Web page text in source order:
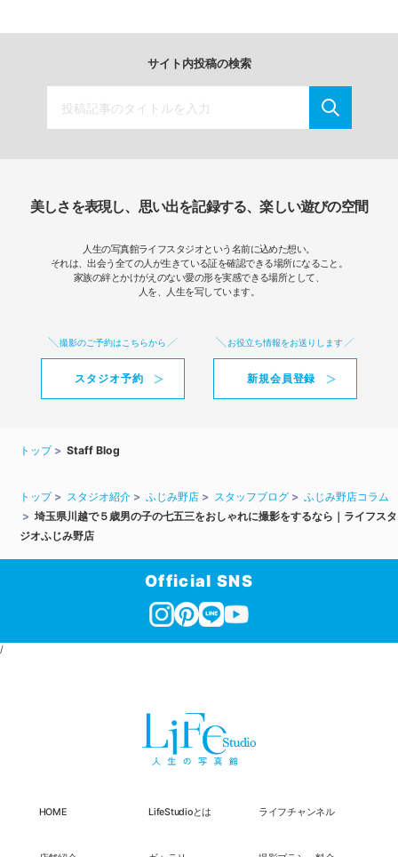
サイト内投稿の検索
美しさを表現し、思い出を記録する、楽しい遊びの空間
人生の写真館ライフスタジオという名前に込めた想い。
それは、出会う全ての人が生きている証を確認できる場所になること。
家族の絆とかけがえのない愛の形を実感できる場所として、
人を、人生を写しています。
撮影のご予約はこちらから
スタジオ予約
お役立ち情報をお送りします
新規会員登録
トップ Staff Blog
トップ スタジオ紹介 ふじみ野店 スタッフブログ
ふじみ野店コラム
埼玉県川越で５歳男の子の七五三をおしゃれに撮影をするなら｜ライフスタ
ジオふじみ野店
Official SNS
/
HOME LifeStudioとは ライフチャンネル